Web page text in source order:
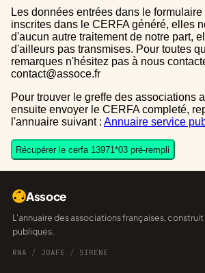
Les données entrées dans le formulaire sont uniquement
inscrites dans le CERFA généré, elles
d'aucun autre traitement de notre part,
d'ailleurs pas transmises. Pour toutes
remarques n'hésitez pas à nous
contact@assoce.fr
Pour trouver le greffe des associations auquel vous devrez
ensuite envoyer le CERFA completé,
l'annuaire suivant : Annuaire service
Récupérer le cerfa 13971*03 pré-rempli
Assoce
L'annuaire des associations françaises, construit sur les données
publiques.
RNA / JOAFE / SIRENE